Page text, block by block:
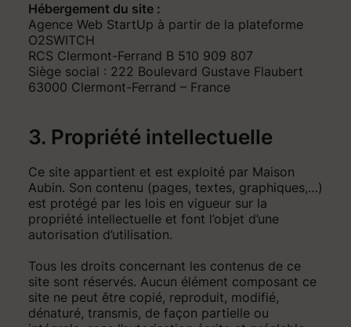
Hébergement du site :
Agence Web StartUp à partir de la plateforme
O2SWITCH
RCS Clermont-Ferrand B 510 909 807
Siège social : 222 Boulevard Gustave Flaubert
63000 Clermont-Ferrand – France
3. Propriété intellectuelle
Ce site appartient et est exploité par Maison
Aubin. Son contenu (pages, textes, graphiques,…)
est protégé par les lois en vigueur sur la
propriété intellectuelle et font l’objet d’une
autorisation d’utilisation.
Tous les droits concernant les contenus de ce
site sont réservés. Aucun élément composant ce
site ne peut être copié, reproduit, modifié,
dénaturé, transmis, de façon partielle ou